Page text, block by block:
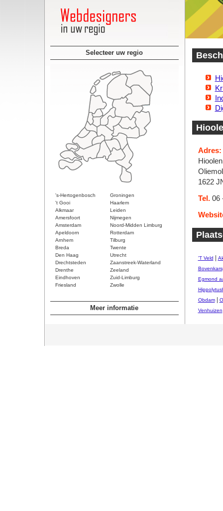
Selecteer uw regio
's-Hertogenbosch
Groningen
't Gooi
Haarlem
Alkmaar
Leiden
Amersfoort
Nijmegen
Amsterdam
Noord-Midden Limburg
Apeldoorn
Rotterdam
Arnhem
Tilburg
Breda
Twente
Den Haag
Utrecht
Drechtsteden
Zaanstreek-Waterland
Drenthe
Zeeland
Eindhoven
Zuid-Limburg
Friesland
Zwolle
Meer informatie
Adres:
Hioolen
1622
Tel.06
'T Veld
Egmond
Obdam|
Venhuizen